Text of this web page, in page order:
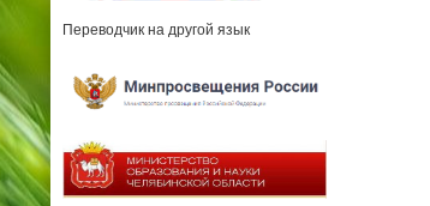
Переводчик на другой язык